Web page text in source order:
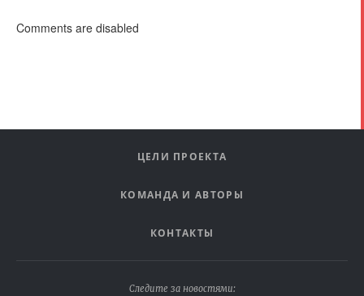
Comments are disabled
ЦЕЛИ ПРОЕКТА
КОМАНДА И АВТОРЫ
КОНТАКТЫ
Следите за новостями: